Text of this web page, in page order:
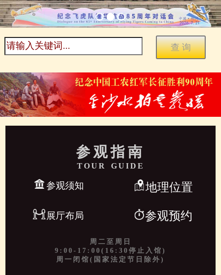
参观指南
TOUR GUIDE
参观须知 地理位置
展厅布局 参观预约
周二至周日
9:00-17:00(16:30停止入馆)
周一闭馆(国家法定节日除外)